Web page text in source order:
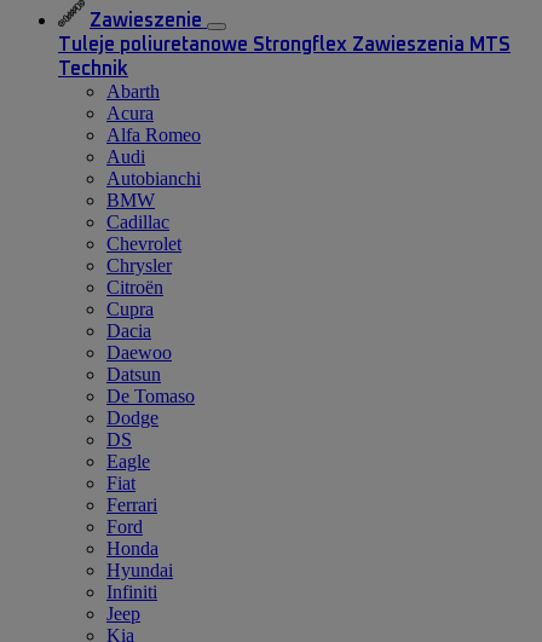
Zawieszenie
Tuleje poliuretanowe Strongflex Zawieszenia MTS
Technik
Abarth
Acura
Alfa Romeo
Audi
Autobianchi
BMW
Cadillac
Chevrolet
Chrysler
Citroën
Cupra
Dacia
Daewoo
Datsun
De Tomaso
Dodge
DS
Eagle
Fiat
Ferrari
Ford
Honda
Hyundai
Infiniti
Jeep
Kia